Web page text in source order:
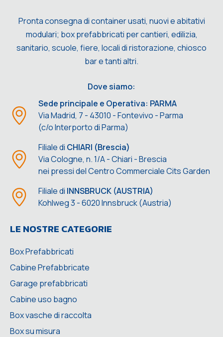
Pronta consegna di container usati, nuovi e abitativi
modulari; box prefabbricati per cantieri, edilizia,
sanitario, scuole, fiere, locali di ristorazione, chiosco
bar e tanti altri.
Dove siamo:
Sede principale e Operativa: PARMA
Via Madrid, 7 - 43010 - Fontevivo - Parma
(c/o Interporto di Parma)
Filiale di CHIARI (Brescia)
Via Cologne, n. 1/A - Chiari - Brescia
nei pressi del Centro Commerciale Cits Garden
Filiale di INNSBRUCK (AUSTRIA)
Kohlweg 3 - 6020 Innsbruck (Austria)
LE NOSTRE CATEGORIE
Box Prefabbricati
Cabine Prefabbricate
Garage prefabbricati
Cabine uso bagno
Box vasche di raccolta
Box su misura